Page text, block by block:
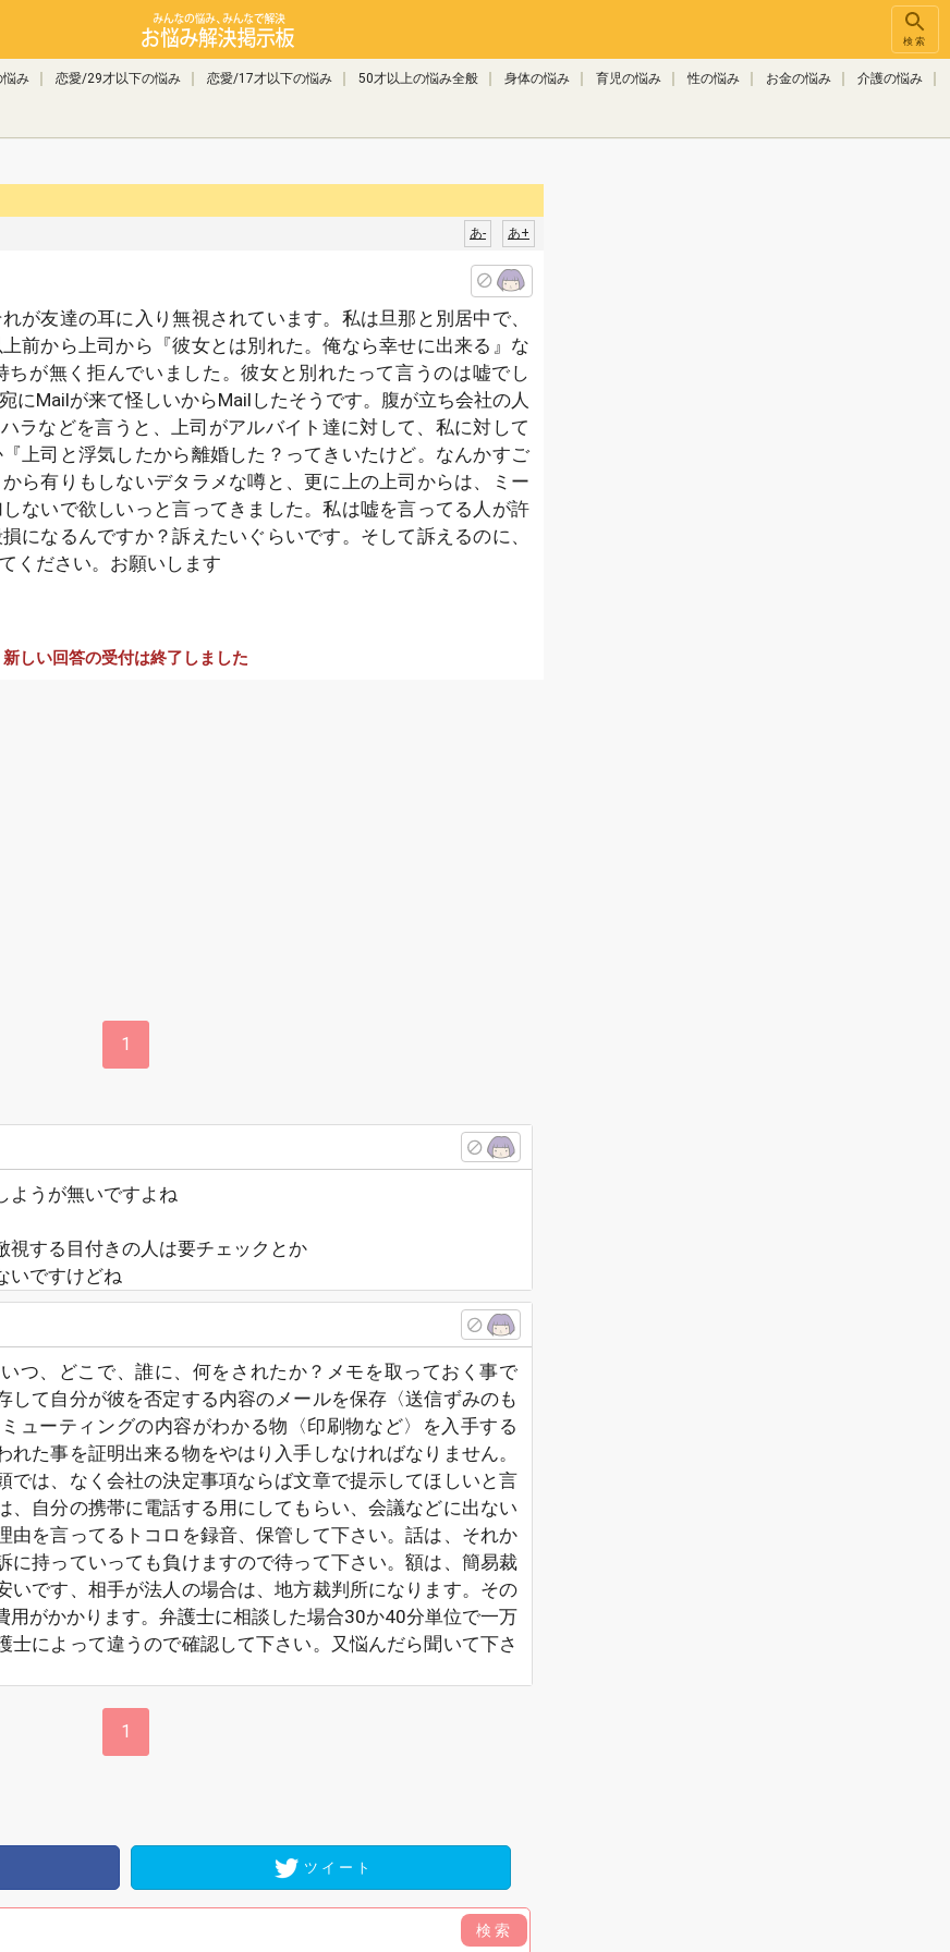
検索
悩み 恋愛/29才以下の悩み 恋愛/17才以下の悩み 50才以上の悩み全般 身体の悩み 育児の悩み 性の悩み お金の悩み 介護の悩み
あ+
あ-
が友達の耳に入り無視されています。私は旦那と別居中で、
前から上司から『彼女とは別れた。俺なら幸せに出来る』な
が無く拒んでいました。彼女と別れたって言うのは嘘でし
にMailが来て怪しいからMailしたそうです。腹が立ち会社の人
ラなどを言うと、上司がアルバイト達に対して、私に対して
上司と浮気したから離婚した？ってきいたけど。なんかすご
ら有りもしないデタラメな噂と、更に上の上司からは、ミー
ないで欲しいっと言ってきました。私は嘘を言ってる人が許
になるんですか？訴えたいぐらいです。そして訴えるのに、
ください。お願いします
新しい回答の受付は終了しました
1
ようが無いですよね
視する目付きの人は要チェックとか
いですけどね
つ、どこで、誰に、何をされたか？メモを取っておく事で
して自分が彼を否定する内容のメールを保存〈送信ずみのも
ューティングの内容がわかる物〈印刷物など〉を入手する
た事を証明出来る物をやはり入手しなければなりません。
では、なく会社の決定事項ならば文章で提示してほしいと言
、自分の携帯に電話する用にしてもらい、会議などに出ない
由を言ってるトコロを録音、保管して下さい。話は、それか
に持っていっても負けますので待って下さい。額は、簡易裁
いです、相手が法人の場合は、地方裁判所になります。その
用がかかります。弁護士に相談した場合30か40分単位で一万
士によって違うので確認して下さい。又悩んだら聞いて下さ
1
ツイート
検索